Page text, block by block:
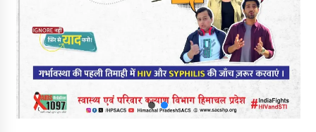
शिमला पुलिस में बड़ी अनुशासनात्मक कार्रवाई, 3 पुलिसकर्मी निलंबित
6 साल में पीएम नरेंद्र मोदी के विदेश दौरों पर 557 करोड़ खर्च, सरकार ने
संसद में दी जानकारी
07/08/2026